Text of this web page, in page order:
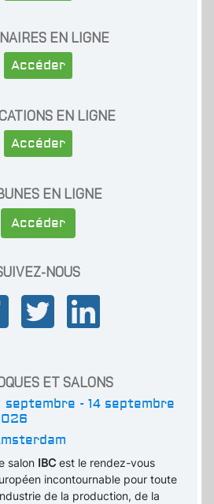
EN LIGNE
Accéder
EN LIGNE
Accéder
EN LIGNE
Accéder
NOUS
ET SALONS
septembre - 14 septembre
salon IBCest le rendez-vous
incontournable pour toute
de la production, de la